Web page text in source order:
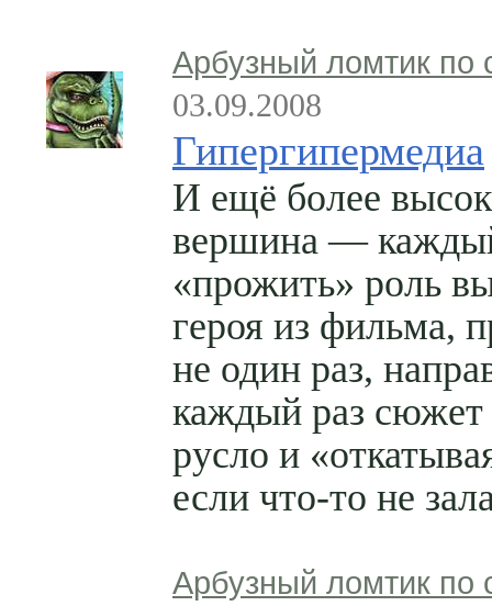
Арбузный ломтик по
03.09.2008
Гипергипермедиа
И ещё более
вершина —
«прожить» роль
героя из фильма,
не один раз,
каждый раз сюжет
русло и
если что-то не
Арбузный ломтик по